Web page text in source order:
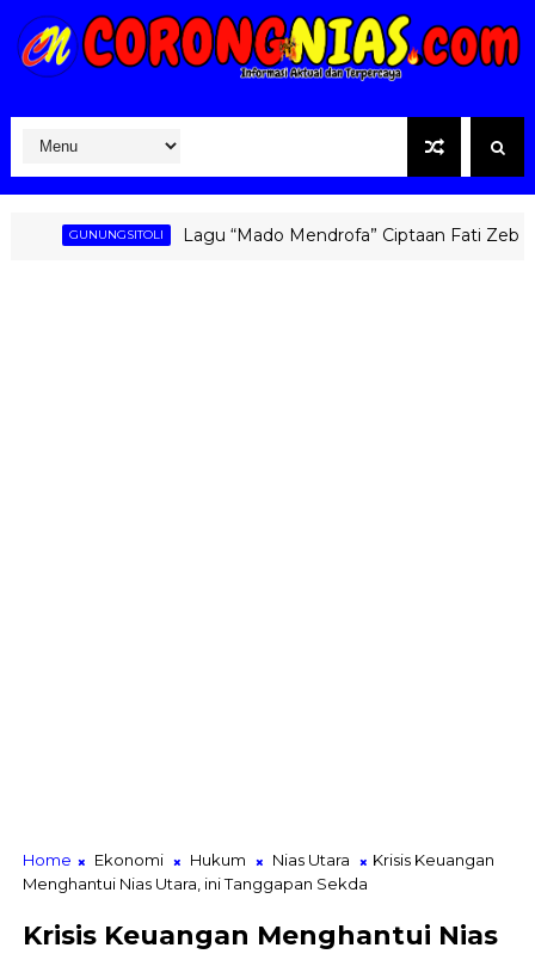
GUNUNGSITOLI Lagu “Mado Mendrofa” Ciptaan Fati Zebua
Home Ekonomi Hukum Nias Utara
Krisis Keuangan
Menghantui Nias Utara, ini Tanggapan Sekda
Krisis Keuangan Menghantui Nias